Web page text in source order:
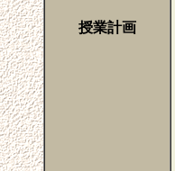
授業計画